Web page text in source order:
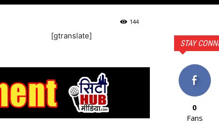
144
[gtranslate]
STAY
0
Fans